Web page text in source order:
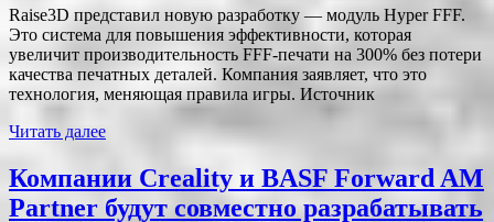
Raise3D представил новую разработку — модуль Hyper FFF.
Это система для повышения эффективности, которая
увеличит производительность FFF-печати на 300% без потери
качества печатных деталей. Компания заявляет, что это
технология, меняющая правила игры. Источник
Читать далее
Компании Creality и BASF Forward AM
Partner будут совместно разрабатывать